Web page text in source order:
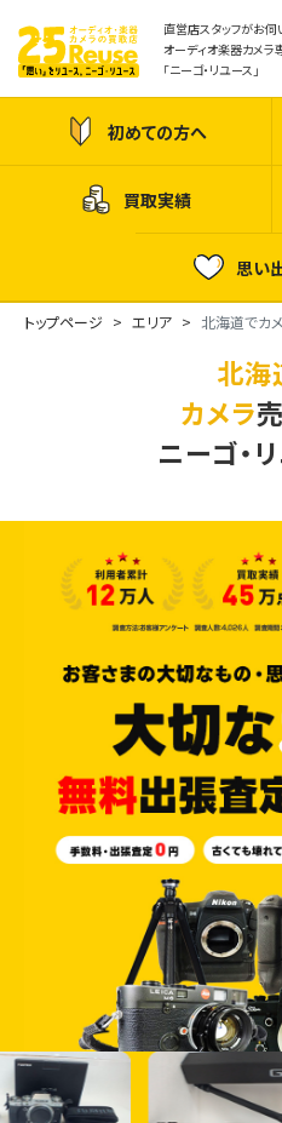
直営店スタッフがお伺
オーディオ楽器カメラ
「ニーゴ・リユース」
初めての方へ
買取実績
思い
トップページ エリア 北海道でカ
北海
カメラ
ニーゴ・